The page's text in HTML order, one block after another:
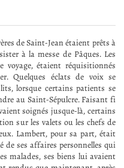
de Saint-Jean étaient prêts à
à la messe de Pâques. Les
voyage, étaient réquisitionnés
Quelques éclats de voix se
lorsque certains patients se
au Saint-Sépulcre. Faisant fi
soignés jusque-là, certains
sur les valets ou les chefs de
Lambert, pour sa part, était
ses affaires personnelles qui
malades, ses biens lui avaient